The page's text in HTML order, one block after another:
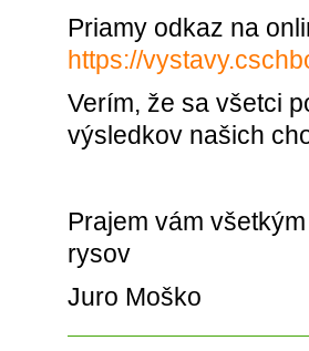
Priamy odkaz na
https://
Verím, že sa všetci
výsledkov našich
Prajem vám
rysov
Juro Moško